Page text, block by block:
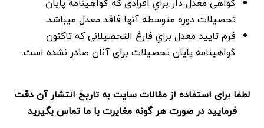
تحصيلات دوره متوسطه آنها فاقد معدل ميباشد.
فرم تاييد معدل براي فارغ التحصيلانی كه تاكنون
گواهينامه پايان تحصيلات براي آنان صادر نشده است.
لطفا برای استفاده از مقالات سایت به تاریخ انتشار آن دقت
فرمایید در صورت هر گونه مغایرت با ما تماس بگیرید